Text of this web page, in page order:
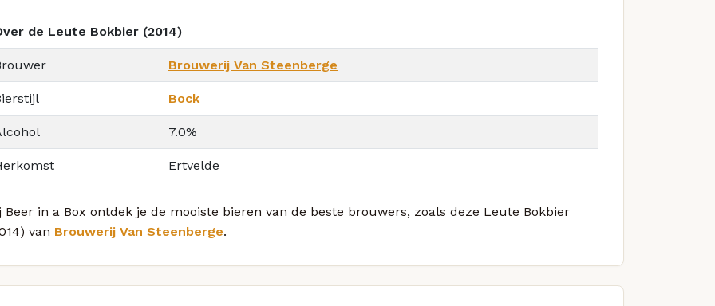
de Leute Bokbier (2014)
Brouwerij Van Steenberge
Bock
7.0%
Ertvelde
Beer in a Box ontdek je de mooiste bieren van de beste brouwers, zoals deze Leute Bokbier
van Brouwerij Van Steenberge.